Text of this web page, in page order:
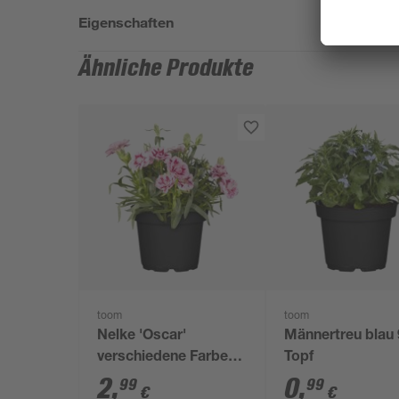
Eigenschaften
Ähnliche Produkte
toom
Nelke 'Oscar'
verschiedene Farben
10,5 cm Topf
2,99 €
toom
Männertreu blau
Topf
0,99 €